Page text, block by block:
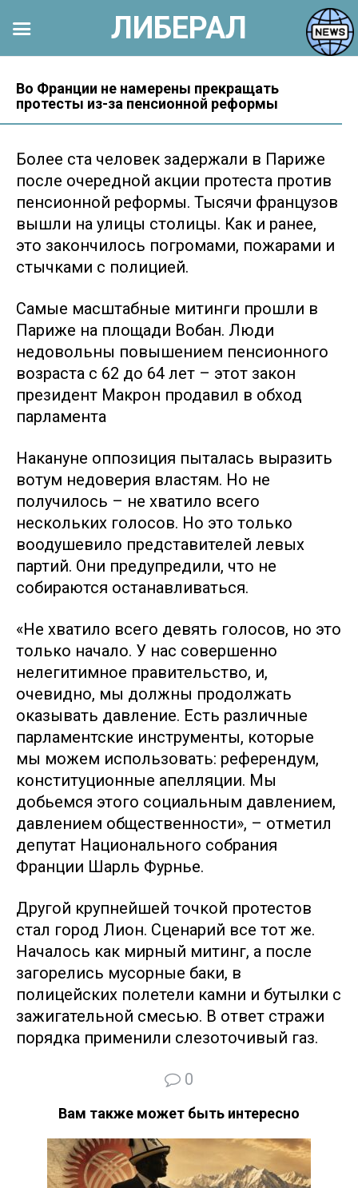
контенту
Во Франции не намерены прекращать
протесты из-за пенсионной реформы
Более ста человек задержали в Париже
после очередной акции протеста против
пенсионной реформы. Тысячи французов
вышли на улицы столицы. Как и ранее,
это закончилось погромами, пожарами и
стычками с полицией.
Самые масштабные митинги прошли в
Париже на площади Вобан. Люди
недовольны повышением пенсионного
возраста с 62 до 64 лет – этот закон
президент Макрон продавил в обход
парламента
Накануне оппозиция пыталась выразить
вотум недоверия властям. Но не
получилось – не хватило всего
нескольких голосов. Но это только
воодушевило представителей левых
партий. Они предупредили, что не
собираются останавливаться.
«Не хватило всего девять голосов, но это
только начало. У нас совершенно
нелегитимное правительство, и,
очевидно, мы должны продолжать
оказывать давление. Есть различные
парламентские инструменты, которые
мы можем использовать: референдум,
конституционные апелляции. Мы
добьемся этого социальным давлением,
давлением общественности», – отметил
депутат Национального собрания
Франции Шарль Фурнье.
Другой крупнейшей точкой протестов
стал город Лион. Сценарий все тот же.
Началось как мирный митинг, а после
загорелись мусорные баки, в
полицейских полетели камни и бутылки с
зажигательной смесью. В ответ стражи
порядка применили слезоточивый газ.
0
Вам также может быть интересно
ЛИБЕРАЛ